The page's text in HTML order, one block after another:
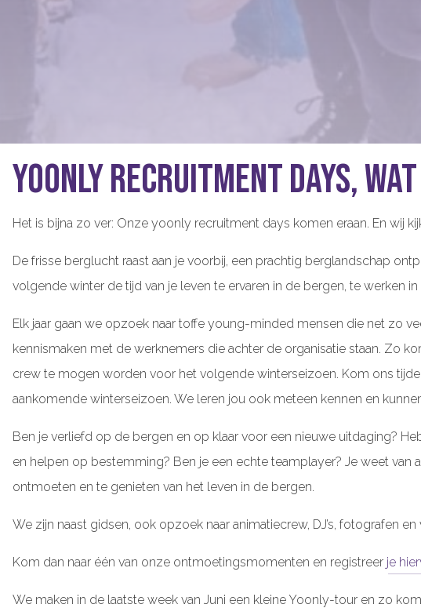
Yoonly recruitment days,
Het is bijna zo ver: Onze yoonly recruitment days komen eraan. En wij
De frisse berglucht raast aan je voorbij, een prachtig berglandschap
volgende winter de tijd van je leven te ervaren in de bergen, te werken
Elk jaar gaan we opzoek naar toffe young-minded mensen die net zo
kennismaken met de werknemers die achter de organisatie staan. Zo
crew te mogen worden voor het volgende winterseizoen. Kom ons
aankomende winterseizoen. We leren jou ook meteen kennen en
Ben je verliefd op de bergen en op klaar voor een nieuwe uitdaging?
en helpen op bestemming? Ben je een echte teamplayer? Je weet van
ontmoeten en te genieten van het leven in de bergen.
We zijn naast gidsen, ook opzoek naar animatiecrew, DJ’s, fotografen
Kom dan naar één van onze ontmoetingsmomenten en registreer je
We maken in de laatste week van Juni een kleine Yoonly-tour en zo